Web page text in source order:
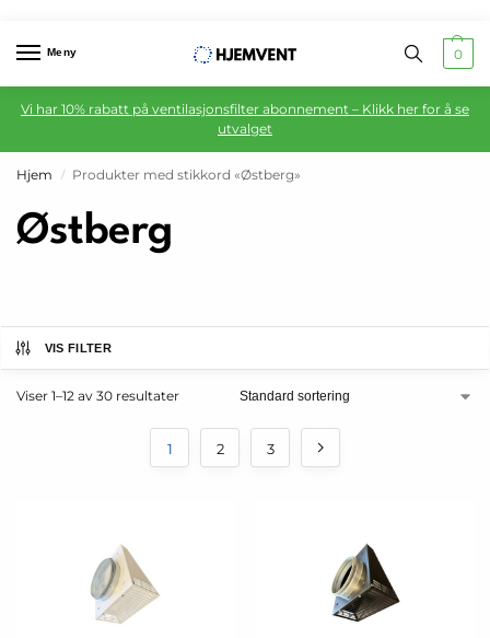
Meny 0
Vi har 10% rabatt på ventilasjonsfilter abonnement – Klikk her for å se
utvalget
Hjem / Produkter med stikkord «Østberg»
Østberg
VIS FILTER
Viser 1–12 av 30 resultater
1 2 3